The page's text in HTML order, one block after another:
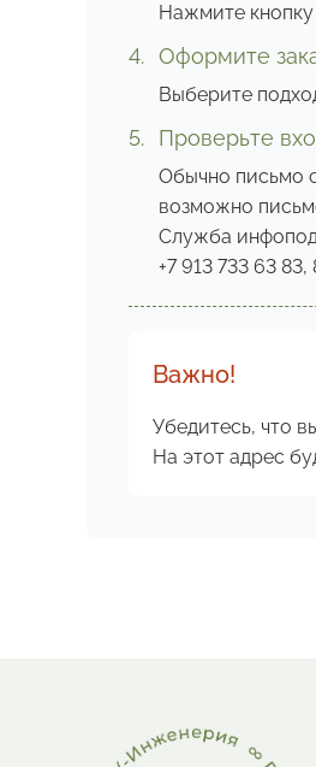
Нажмите
Оформите
Выберите
Проверьте
Обычно письмо
возможно
Служба
+7 913 733 63
Важно!
Убедитесь, что
На этот адрес